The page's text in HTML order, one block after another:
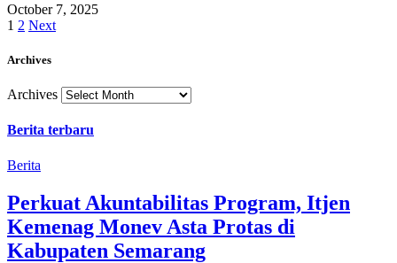
October 7, 2025
1 2 Next
Archives
Archives
Berita terbaru
Berita
Perkuat Akuntabilitas Program, Itjen
Kemenag Monev Asta Protas di
Kabupaten Semarang